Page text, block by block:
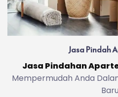
Jasa Pindah
Jasa Pindahan
Mempermudah Anda